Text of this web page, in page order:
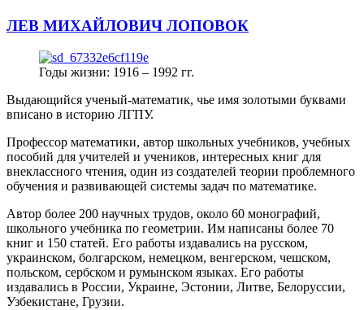
ЛЕВ МИХАЙЛОВИЧ ЛОПОВОК
Годы жизни: 1916 – 1992 гг.
Выдающийся ученый-математик, чье имя золотыми буквами
вписано в историю ЛГПУ.
Профессор математики, автор школьных учебников, учебных
пособий для учителей и учеников, интересных книг для
внеклассного чтения, один из создателей теории проблемного
обучения и развивающей системы задач по математике.
Автор более 200 научных трудов, около 60 монографий,
школьного учебника по геометрии. Им написаны более 70
книг и 150 статей. Его работы издавались на русском,
украинском, болгарском, немецком, венгерском, чешском,
польском, сербском и румынском языках. Его работы
издавались в России, Украине, Эстонии, Литве, Белоруссии,
Узбекистане, Грузии.